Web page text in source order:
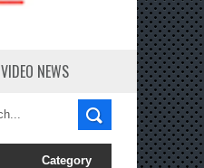
VIDEO NEWS
Category